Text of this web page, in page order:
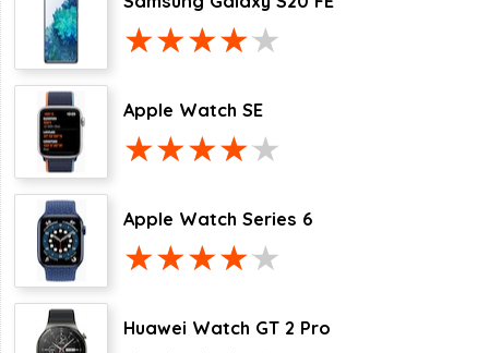
Apple Watch SE
Apple Watch Series 6
Huawei Watch GT 2 Pro